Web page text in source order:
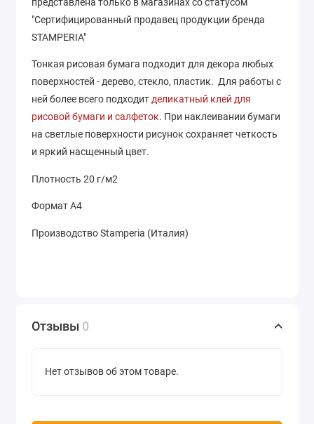
"Сертифицированный продавец продукции бренда
STAMPERIA"
Тонкая рисовая бумага подходит для декора любых
поверхностей - дерево, стекло, пластик. Для работы с
ней более всего подходитделикатный клей для
рисовой бумаги и салфеток. При наклеивании бумаги
на светлые поверхности рисунок сохраняет четкость
и яркий насщенный цвет.
Плотность 20 г/м2
Формат А4
Производство Stamperia (Италия)
Отзывы 0
Нет отзывов об этом товаре.